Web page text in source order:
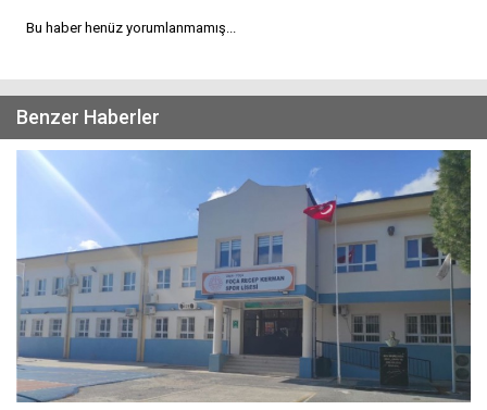
Bu haber henüz yorumlanmamış...
Benzer Haberler